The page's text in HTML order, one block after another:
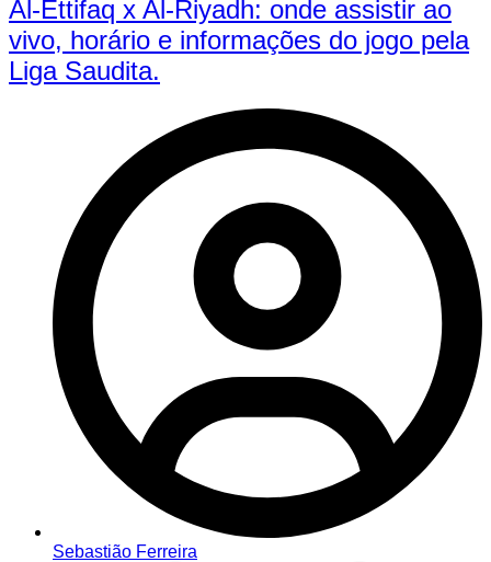
Al-Ettifaq x Al-Riyadh: onde assistir ao
vivo, horário e informações do jogo pela
Liga Saudita.
Sebastião Ferreira